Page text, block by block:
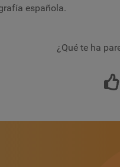
española.
¿Qué te ha